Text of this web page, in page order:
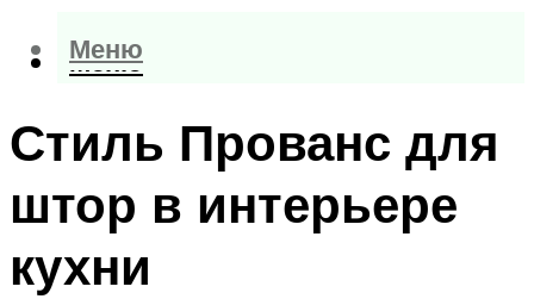
Меню
Меню
Стиль Прованс для
штор в интерьере
кухни